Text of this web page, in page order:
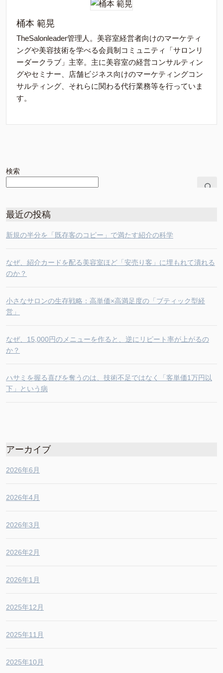
桶本 範晃
TheSalonleader管理人。美容室経営者向けのマーケティ
ングや美容技術を学べる会員制コミュニティ「サロンリ
ーダークラブ」主宰。主に美容室の経営コンサルティン
グやセミナー、店舗ビジネス向けのマーケティングコン
サルティング、それらに関わる代行業務等を行っていま
す。
検索
最近の投稿
新規の半分を「既存客のコピー」で満たす紹介の科学
なぜ、紹介カードを配る美容室ほど「安売り客」に埋もれて潰れる
のか？
小さなサロンの生存戦略：高単価×高満足度の「ブティック型経
営」
なぜ、15,000円のメニューを作ると、逆にリピート率が上がるの
か？
ハサミを握る喜びを奪うのは、技術不足ではなく「客単価1万円以
下」という病
アーカイブ
2026年6月
2026年4月
2026年3月
2026年2月
2026年1月
2025年12月
2025年11月
2025年10月